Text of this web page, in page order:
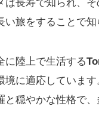
は長寿で知られ、
い旅をすることで
に陸上で生活する
境に適応していま
と穏やかな性格で